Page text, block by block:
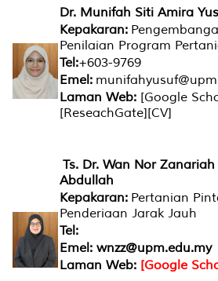
Dr. Munifah Siti Amira
Kepakaran:
Penilaian Program
Tel:+603-9769
Emel:
Laman Web: [Google
[ReseachGate][CV]
Ts. Dr. Wan Nor
Abdullah
Kepakaran: Pertanian
Penderiaan Jarak Jauh
Tel:
Emel: wnzz@upm.edu.my
Laman Web: [Google